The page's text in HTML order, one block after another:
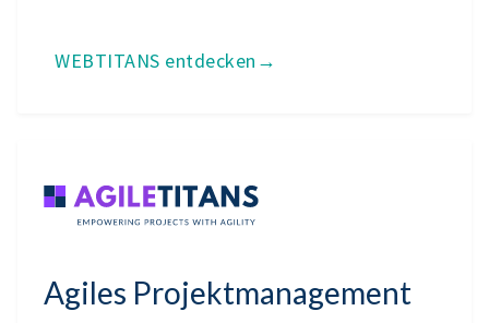
WEBTITANS entdecken
Agiles Projektmanagement